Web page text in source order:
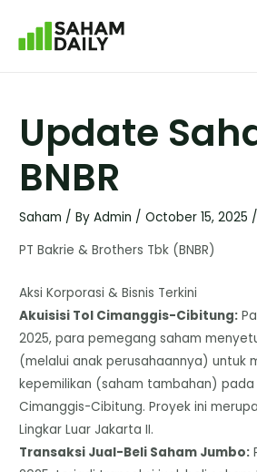
Update
BNBR
Saham / ByAdmin /October 15, 2025
PT Bakrie & Brothers Tbk (BNBR)
Aksi Korporasi & Bisnis Terkini
​Akuisisi Tol Cimanggis-Cibitung:
2025, para pemegang saham
(melalui anak perusahaannya) untuk
kepemilikan (saham tambahan) pada
Cimanggis-Cibitung. Proyek ini
Lingkar Luar Jakarta II.
​Transaksi Jual-Beli Saham Jumbo: